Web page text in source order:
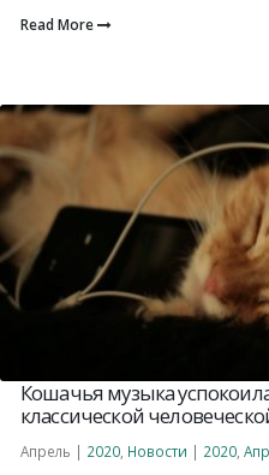
Read More
Кошачья музыка
классической
Апрель | 2020 Новости | 2020